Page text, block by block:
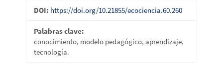
DOI: https://doi.org/10.21855/ecociencia.60.260
Palabras clave:
conocimiento, modelo pedagógico, aprendizaje,
tecnología.